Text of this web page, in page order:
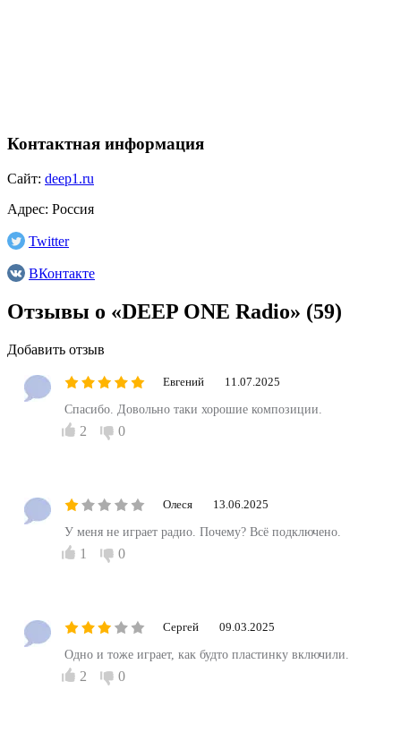
Контактная информация
Сайт: deep1.ru
Адрес: Россия
Twitter
ВКонтакте
Отзывы о «DEEP ONE Radio» (59)
Добавить отзыв
Евгений 11.07.2025
Спасибо. Довольно таки хорошие композиции.
2 0
Олеся 13.06.2025
У меня не играет радио. Почему? Всё подключено.
1 0
Сергей 09.03.2025
Одно и тоже играет, как будто пластинку включили.
2 0